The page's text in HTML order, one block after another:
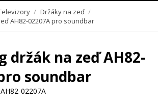
/ Držáky na zeď /
AH82-02207A pro soundbar
držák na zeď AH82-
soundbar
AH82-02207A